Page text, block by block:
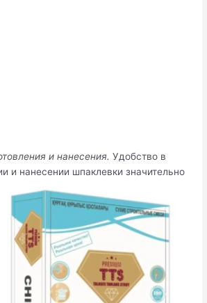
и нанесения. Удобство в
и нанесении шпаклевки значительно